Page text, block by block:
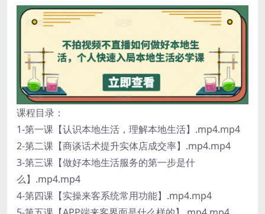
课程目录：
1-第一课【认识本地生活，理解本地生活】.mp4.mp4
2-第二课【商谈话术提升实体店成交率】.mp4.mp4
3-第三课【做好本地生活服务的第一步是什
么】.mp4.mp4
4-第四课【实操来客系统常用功能】.mp4.mp4